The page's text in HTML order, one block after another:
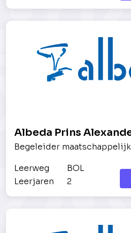
Albeda Prins
Begeleider
Leerweg
BOL
Leerjaren
2